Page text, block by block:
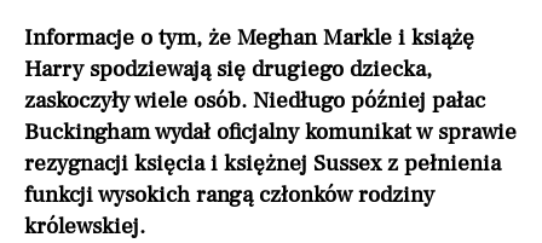
Informacje o tym, że Meghan Markle i książę
Harry spodziewają się drugiego dziecka,
zaskoczyły wiele osób. Niedługo później pałac
Buckingham wydał oficjalny komunikat w sprawie
rezygnacji księcia i księżnej Sussex z pełnienia
funkcji wysokich rangą członków rodziny
królewskiej.